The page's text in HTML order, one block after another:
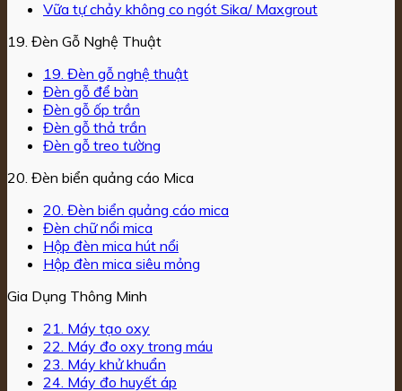
Vữa tự chảy không co ngót Sika/ Maxgrout
19. Đèn Gỗ Nghệ Thuật
19. Đèn gỗ nghệ thuật
Đèn gỗ để bàn
Đèn gỗ ốp trần
Đèn gỗ thả trần
Đèn gỗ treo tường
20. Đèn biển quảng cáo Mica
20. Đèn biển quảng cáo mica
Đèn chữ nổi mica
Hộp đèn mica hút nổi
Hộp đèn mica siêu mỏng
Gia Dụng Thông Minh
21. Máy tạo oxy
22. Máy đo oxy trong máu
23. Máy khử khuẩn
24. Máy đo huyết áp